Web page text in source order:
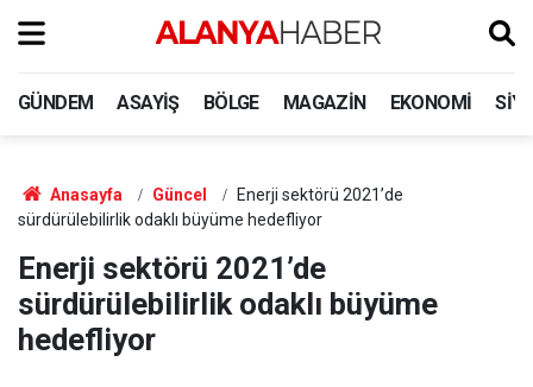
GÜNDEM ASAYIŞ BÖLGE MAGAZIN EKONOMI
Anasayfa Güncel
Enerji sektörü 2021’de
sürdürülebilirlik odaklı büyüme hedefliyor
Enerji sektörü 2021’de
sürdürülebilirlik odaklı büyüme
hedefliyor